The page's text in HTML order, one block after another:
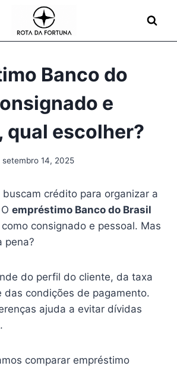
Banco do
e
qual escolher?
setembro 14, 2025
crédito para organizar a
empréstimo Banco do Brasil
consignado e pessoal. Mas
pena?
do perfil do cliente, da taxa
das condições de pagamento.
ajuda a evitar dívidas
comparar empréstimo